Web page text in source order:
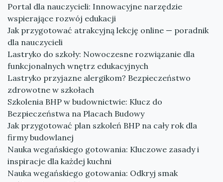
Portal dla nauczycieli: Innowacyjne narzędzie
wspierające rozwój edukacji
Jak przygotować atrakcyjną lekcję online — poradnik
dla nauczycieli
Lastryko do szkoły: Nowoczesne rozwiązanie dla
funkcjonalnych wnętrz edukacyjnych
Lastryko przyjazne alergikom? Bezpieczeństwo
zdrowotne w szkołach
Szkolenia BHP w budownictwie: Klucz do
Bezpieczeństwa na Placach Budowy
Jak przygotować plan szkoleń BHP na cały rok dla
firmy budowlanej
Nauka wegańskiego gotowania: Kluczowe zasady i
inspiracje dla każdej kuchni
Nauka wegańskiego gotowania: Odkryj smak